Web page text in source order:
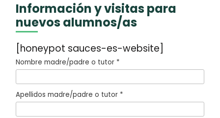
Información y visitas para
nuevos alumnos/as
[honeypot sauces-es-website]
Nombre madre/padre o tutor *
Apellidos madre/padre o tutor *